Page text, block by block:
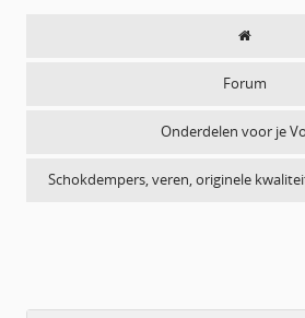
Forum
Onderdelen voor je
Schokdempers, veren, originele